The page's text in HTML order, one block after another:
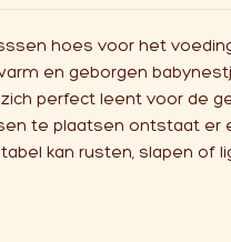
hoes voor het
en geborgen
perfect leent voor de
te plaatsen ontstaat er
kan rusten, slapen of